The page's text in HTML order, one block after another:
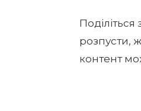
розпусти,
контент